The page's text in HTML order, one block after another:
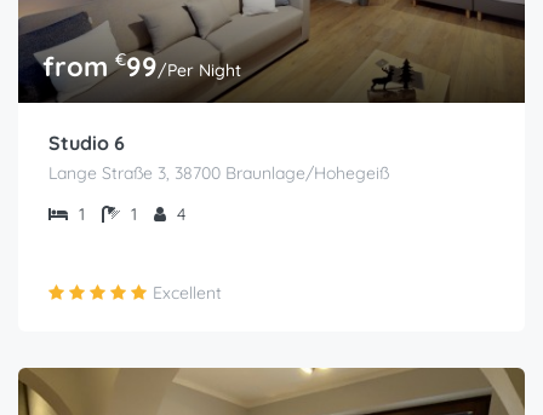
from€99/Per Night
Studio 6
Lange Straße 3, 38700 Braunlage/Hohegeiß
1
1 4
Excellent